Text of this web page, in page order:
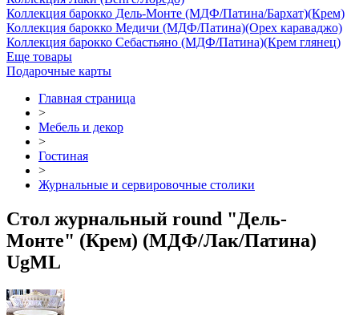
Коллекция барокко Дель-Монте (МДФ/Патина/Бархат)(Крем)
Коллекция барокко Медичи (МДФ/Патина)(Орех караваджо)
Коллекция барокко Себастьяно (МДФ/Патина)(Крем глянец)
Еще товары
Подарочные карты
Главная страница
>
Мебель и декор
>
Гостиная
>
Журнальные и сервировочные столики
Стол журнальный round "Дель-
Монте" (Крем) (МДФ/Лак/Патина)
UgML